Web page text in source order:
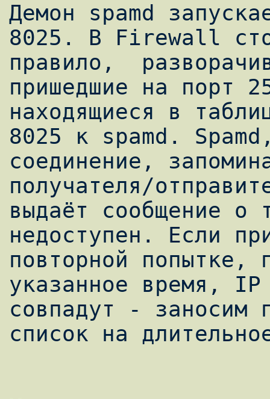
Демон spamd
8025. В Firewall
правило,
пришедшие на порт
находящиеся в
8025 к spamd.
соединение,
получателя/
выдаёт сообщение о
недоступен. Если
повторной попытке,
указанное время,
совпадут - заносим
список на